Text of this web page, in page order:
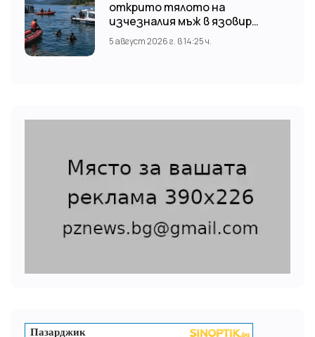
открито тялото на
изчезналия мъж в язовир
„Доспат“ Издирвателната
операция продължава!
5 август 2026 г. в 14:25 ч.